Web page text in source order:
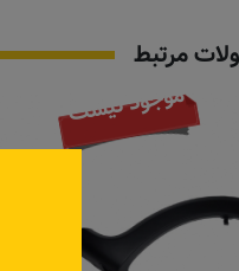
مرتبط
موجود نیست